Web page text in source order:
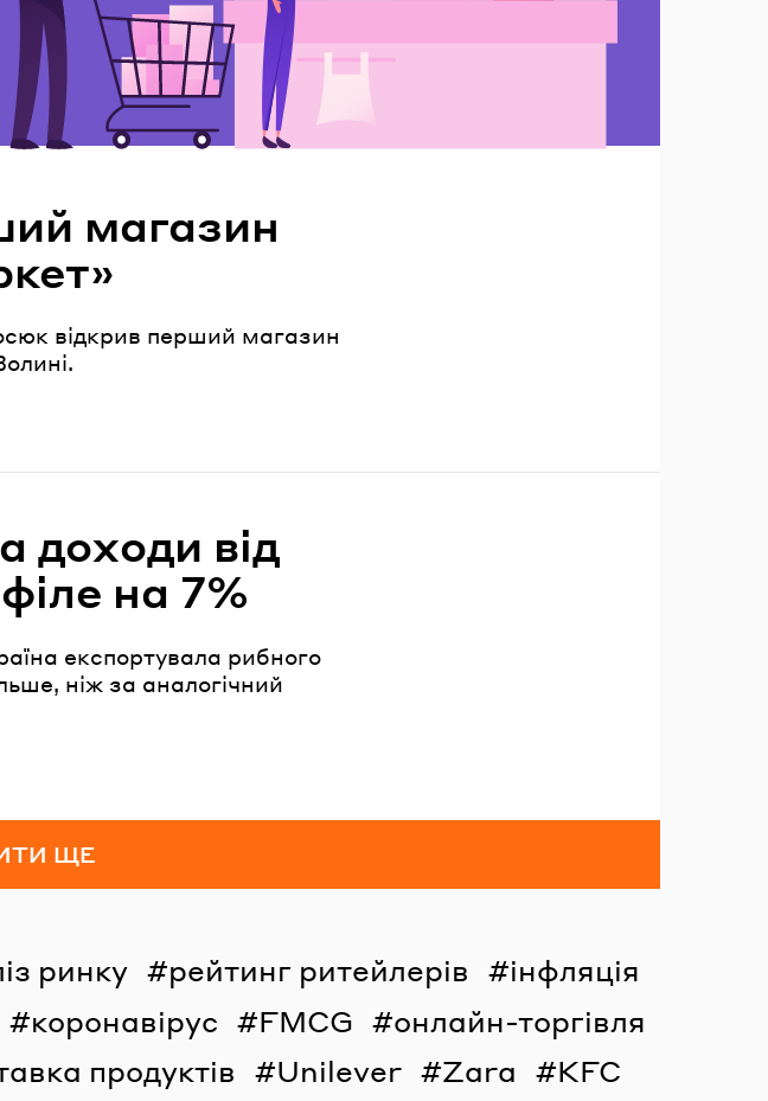
магазин
відкрив перший магазин
доходи від
на 7%
експортувала рибного
ніж за аналогічний
ЩЕ
ринку рейтинг ритейлерів
інфляція
коронавірус FMCG
онлайн-торгівля
продуктів Unilever Zara
KFC